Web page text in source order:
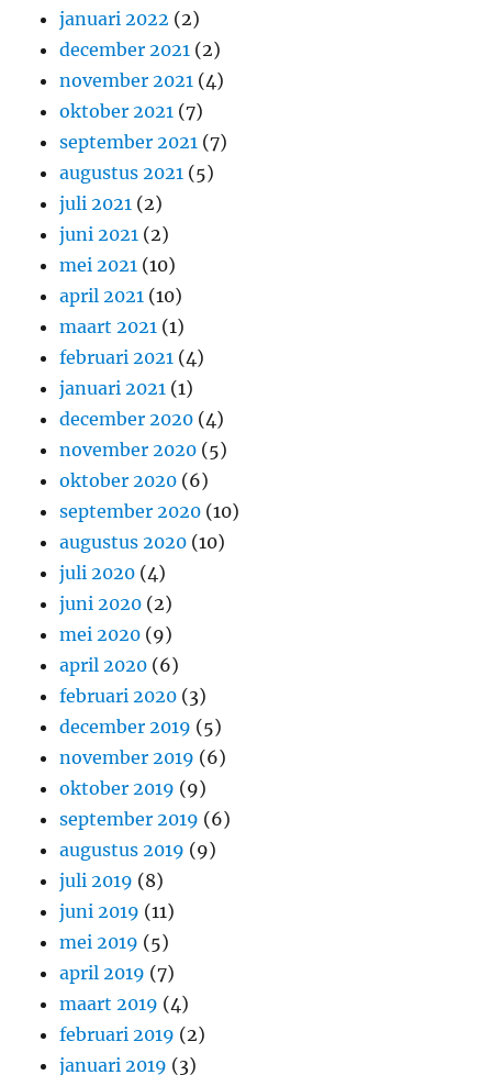
januari 2022 (2)
december 2021 (2)
november 2021 (4)
oktober 2021 (7)
september 2021 (7)
augustus 2021 (5)
juli 2021 (2)
juni 2021 (2)
mei 2021 (10)
april 2021 (10)
maart 2021 (1)
februari 2021 (4)
januari 2021 (1)
december 2020 (4)
november 2020 (5)
oktober 2020 (6)
september 2020 (10)
augustus 2020 (10)
juli 2020 (4)
juni 2020 (2)
mei 2020 (9)
april 2020 (6)
februari 2020 (3)
december 2019 (5)
november 2019 (6)
oktober 2019 (9)
september 2019 (6)
augustus 2019 (9)
juli 2019 (8)
juni 2019 (11)
mei 2019 (5)
april 2019 (7)
maart 2019 (4)
februari 2019 (2)
januari 2019 (3)